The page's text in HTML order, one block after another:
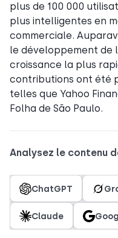
plus de 100 000
plus intelligentes en
commerciale.
le développement de
croissance la plus
contributions ont été
telles que Yahoo
Folha de São Paulo.
Analysez le contenu
ChatGPT
Claude